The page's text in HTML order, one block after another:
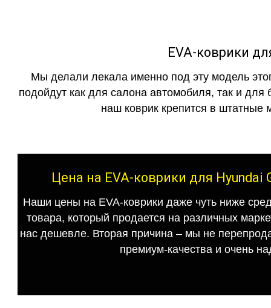
EVA-коврики
Мы делали лекала именно под эту модель
подойдут как для салона автомобиля, так и для
наш коврик крепится в штатные
Цена на EVA-коврики для
Наши цены на EVA-коврики даже чуть ниже
товара, который продается на различных
нас дешевле. Вторая причина – мы не
премиум-качества и очень